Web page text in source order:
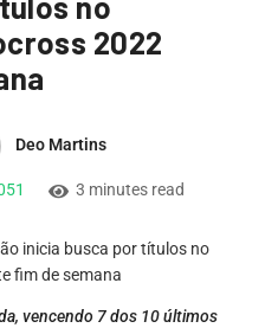
2022
Deo Martins
3 minutes read
vencendo 7 dos 10 últimos